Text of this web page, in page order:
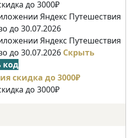
до 3000₽
Яндекс Путешествия
до 30.07.2026
Яндекс Путешествия
до 30.07.2026 Скрыть
код
до 3000₽